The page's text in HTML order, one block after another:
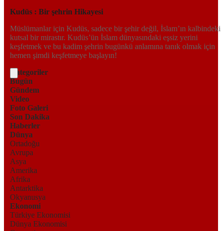
Kudüs : Bir şehrin Hikayesi
Müslümanlar için Kudüs, sadece bir şehir değil, İslam’ın kalbindeki
kutsal bir mirastır. Kudüs’ün İslam dünyasındaki eşsiz yerini
keşfetmek ve bu kadim şehrin bugünkü anlamına tanık olmak için
hemen şimdi keşfetmeye başlayın!
Kategoriler
Bugün
Gündem
Video
Foto Galeri
Son Dakika
Haberler
Dünya
Ortadoğu
Avrupa
Asya
Amerika
Afrika
Antarktika
Okyanusya
Ekonomi
Türkiye Ekonomisi
Dünya Ekonomisi